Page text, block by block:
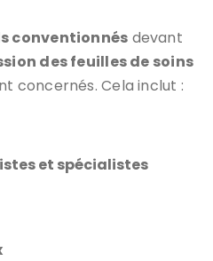
conventionnés devant
des feuilles de soins
concernés. Cela inclut :
et spécialistes